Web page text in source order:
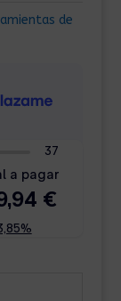
de